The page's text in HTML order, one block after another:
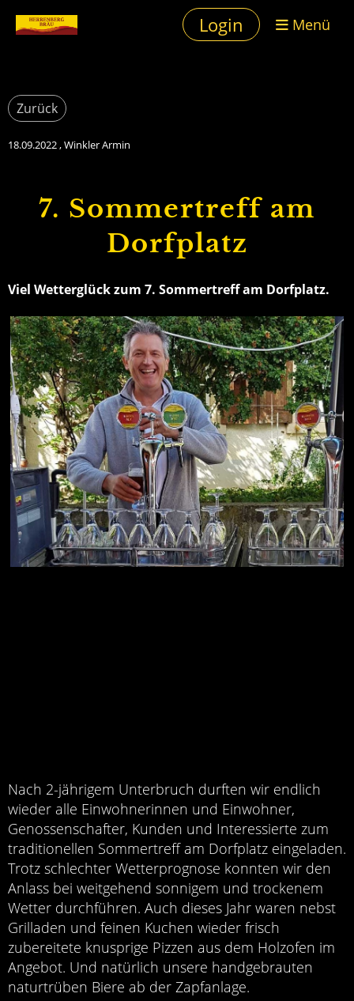
Login Menü
Zurück
18.09.2022, Winkler Armin
7. Sommertreff am
Dorfplatz
Viel Wetterglück zum 7. Sommertreff am Dorfplatz.
Nach 2-jährigem Unterbruch durften wir endlich
wieder alle Einwohnerinnen und Einwohner,
Genossenschafter, Kunden und Interessierte zum
traditionellen Sommertreff am Dorfplatz eingeladen.
Trotz schlechter Wetterprognose konnten wir den
Anlass bei weitgehend sonnigem und trockenem
Wetter durchführen. Auch dieses Jahr waren nebst
Grilladen und feinen Kuchen wieder frisch
zubereitete knusprige Pizzen aus dem Holzofen im
Angebot. Und natürlich unsere handgebrauten
naturtrüben Biere ab der Zapfanlage.